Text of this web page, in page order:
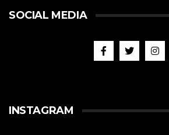
SOCIAL MEDIA
INSTAGRAM